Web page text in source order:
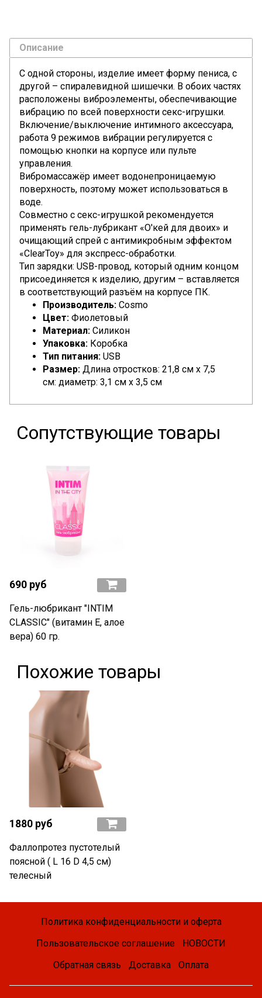
Описание
С одной стороны, изделие имеет форму пениса, с
другой – спиралевидной шишечки. В обоих частях
расположены виброэлементы, обеспечивающие
вибрацию по всей поверхности секс-игрушки.
Включение/выключение интимного аксессуара,
работа 9 режимов вибрации регулируется с
помощью кнопки на корпусе или пульте
управления.
Вибромассажёр имеет водонепроницаемую
поверхность, поэтому может использоваться в
воде.
Совместно с секс-игрушкой рекомендуется
применять гель-лубрикант «О'кей для двоих» и
очищающий спрей с антимикробным эффектом
«ClearToy» для экспресс-обработки.
Тип зарядки: USB-провод, который одним концом
присоединяется к изделию, другим – вставляется
в соответствующий разъём на корпусе ПК.
Производитель: Cosmo
Цвет: Фиолетовый
Материал: Силикон
Упаковка: Коробка
Тип питания: USB
Размер: Длина отростков: 21,8 см x 7,5
см: диаметр: 3,1 см x 3,5 см
Сопутствующие товары
690 руб
Гель-любрикант "INTIM
CLASSIC" (витамин Е, алое
вера) 60 гр.
Похожие товары
1880 руб
Фаллопротез пустотелый
поясной ( L 16 D 4,5 см)
телесный
Политика конфиденциальности и оферта
Пользовательское соглашение
НОВОСТИ
Обратная связь
Доставка Оплата